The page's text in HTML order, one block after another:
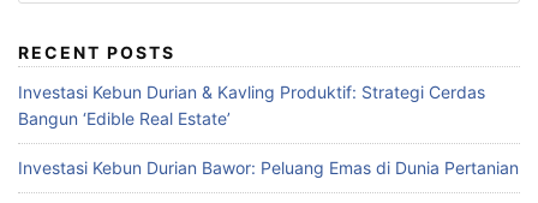
RECENT POSTS
Investasi Kebun Durian & Kavling Produktif: Strategi Cerdas
Bangun ‘Edible Real Estate’
Investasi Kebun Durian Bawor: Peluang Emas di Dunia Pertanian